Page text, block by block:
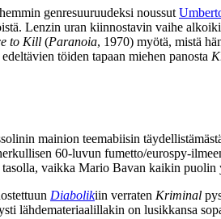
genresuuruudeksi noussut
Lenzin uran kiinnostavin vaihe
to Kill (Paranoia, 1970) myötä, mistä
töiden tapaan miehen panosta
mainion teemabiisin
60‑luvun fumetto/eurospy-
vaikka Mario Bavan kaikin puolin
Diabolikiin verraten Kriminal
lähdemateriaalillakin on lusikkansa